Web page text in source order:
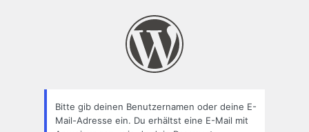
Bitte gib deinen Benutzernamen oder deine E-
Mail-Adresse ein. Du erhältst eine E-Mail mit